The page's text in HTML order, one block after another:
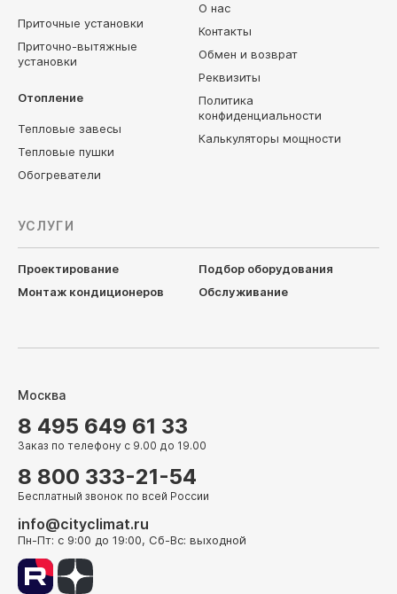
Приточные установки
Приточно-вытяжные
установки
Отопление
Тепловые завесы
Тепловые пушки
Обогреватели
О нас
Контакты
Обмен и возврат
Реквизиты
Политика
конфиденциальности
Калькуляторы мощности
УСЛУГИ
Проектирование
Подбор оборудования
Монтаж кондиционеров
Обслуживание
Москва
8 495 649 61 33
Заказ по телефону с 9.00 до 19.00
8 800 333-21-54
Бесплатный звонок по всей России
info@cityclimat.ru
Пн-Пт: с 9:00 до 19:00, Сб-Вс: выходной